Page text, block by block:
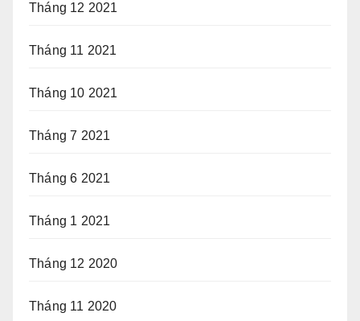
Tháng 12 2021
Tháng 11 2021
Tháng 10 2021
Tháng 7 2021
Tháng 6 2021
Tháng 1 2021
Tháng 12 2020
Tháng 11 2020